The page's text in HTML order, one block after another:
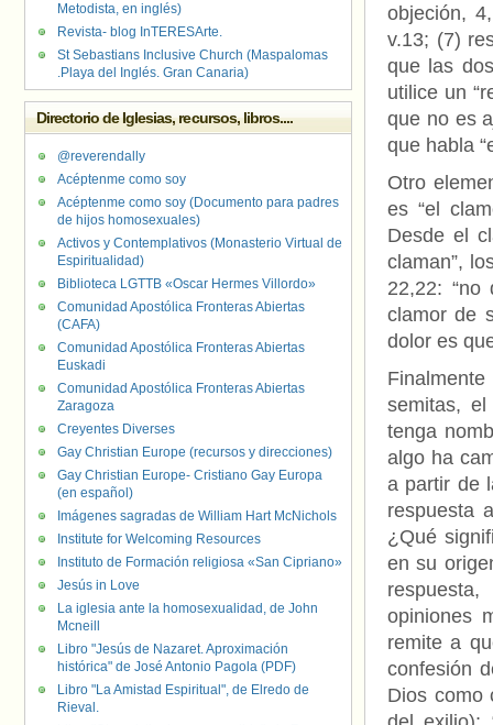
objeción,
v.13; (7)
que las
utilice un
que no es
que habla
Otro
es “el
Desde el
claman”,
22,22:
clamor de
dolor es
semitas,
tenga
algo ha
a partir de
respuesta
¿Qué
en su
opiniones
remite a
confesión
Dios como
Metodista, en inglés)
Revista- blog InTERESArte.
St Sebastians Inclusive Church (Maspalomas
.Playa del Inglés. Gran Canaria)
Directorio de Iglesias, recursos, libros....
@reverendally
Acéptenme como soy
Acéptenme como soy (Documento para padres
de hijos homosexuales)
Activos y Contemplativos (Monasterio Virtual de
Espiritualidad)
Biblioteca LGTTB «Oscar Hermes Villordo»
Comunidad Apostólica Fronteras Abiertas
(CAFA)
Comunidad Apostólica Fronteras Abiertas
Euskadi
Comunidad Apostólica Fronteras Abiertas
Zaragoza
Creyentes Diverses
Gay Christian Europe (recursos y direcciones)
Gay Christian Europe- Cristiano Gay Europa
(en español)
Imágenes sagradas de William Hart McNichols
Institute for Welcoming Resources
Instituto de Formación religiosa «San Cipriano»
Jesús in Love
La iglesia ante la homosexualidad, de John
Mcneill
Libro "Jesús de Nazaret. Aproximación
histórica" de José Antonio Pagola (PDF)
Libro "La Amistad Espiritual", de Elredo de
Rieval.